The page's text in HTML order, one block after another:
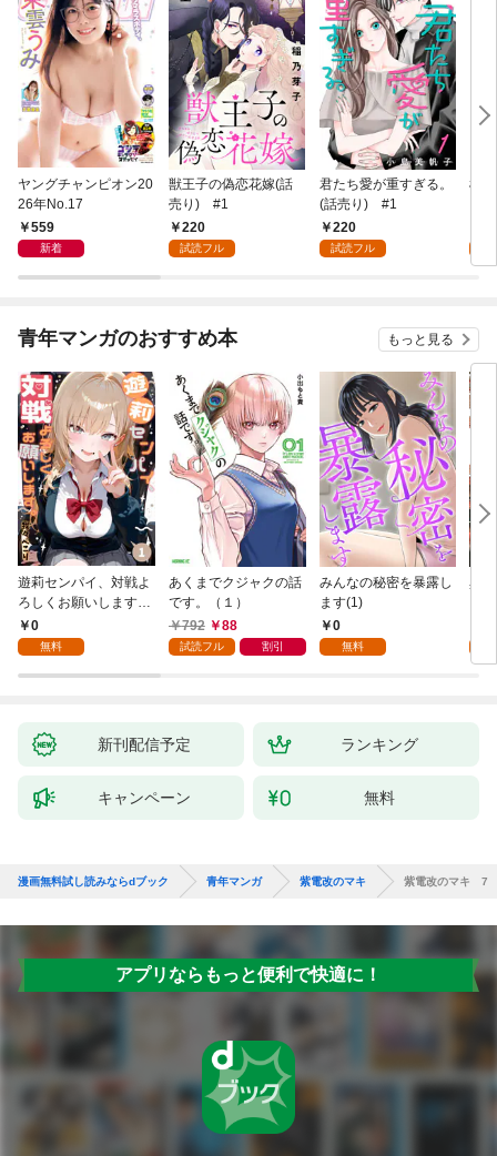
ヤングチャンピオン20
26年No.17
559
新着
獣王子の偽恋花嫁(話
売り) #1
220
試読フル
君たち愛が重すぎる。
(話売り) #1
220
試読フル
桜
青年マンガのおすすめ本 もっと見る
遊莉センパイ、対戦よ
ろしくお願いします。
1 0
無料
あくまでクジャクの話
です。（１）
792
88
試読フル 割引
みんなの秘密を暴露し
ます(1)
0
無料
異
新刊配信予定 ランキング
キャンペーン 無料
漫画無料試し読みならdブック 青年マンガ 紫電改のマキ 紫電改のマキ 7
アプリならもっと便利で快適に！